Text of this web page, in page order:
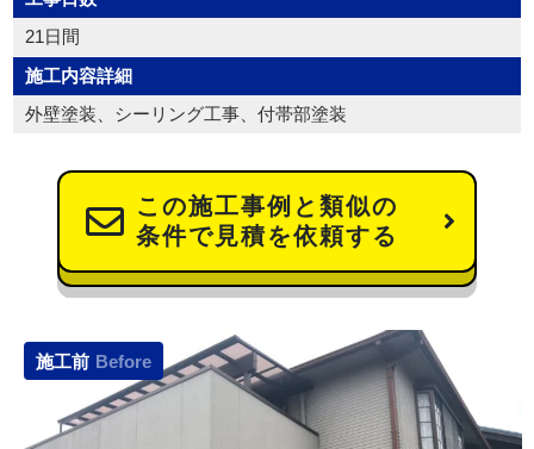
21日間
施工内容詳細
外壁塗装、シーリング工事、付帯部塗装
この施工事例と類似の
条件で見積を依頼する
施工前 Before